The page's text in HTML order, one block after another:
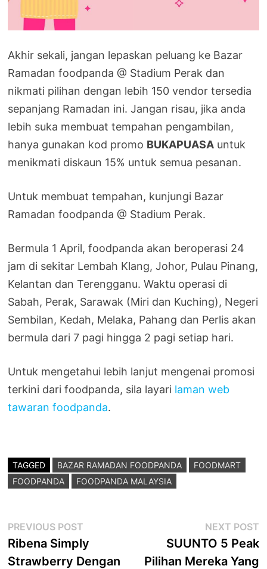
Akhir sekali, jangan lepaskan peluang ke Bazar
Ramadan foodpanda @ Stadium Perak dan
nikmati pilihan dengan lebih 150 vendor tersedia
sepanjang Ramadan ini. Jangan risau, jika anda
lebih suka membuat tempahan pengambilan,
hanya gunakan kod promo BUKAPUASA untuk
menikmati diskaun 15% untuk semua pesanan.
Untuk membuat tempahan, kunjungi Bazar
Ramadan foodpanda @ Stadium Perak.
Bermula 1 April, foodpanda akan beroperasi 24
jam di sekitar Lembah Klang, Johor, Pulau Pinang,
Kelantan dan Terengganu. Waktu operasi di
Sabah, Perak, Sarawak (Miri dan Kuching), Negeri
Sembilan, Kedah, Melaka, Pahang dan Perlis akan
bermula dari 7 pagi hingga 2 pagi setiap hari.
Untuk mengetahui lebih lanjut mengenai promosi
terkini dari foodpanda, sila layari laman web
tawaran foodpanda.
TAGGED BAZAR RAMADAN FOODPANDA
FOODMART
FOODPANDA
FOODPANDA MALAYSIA
Post
navigation
PREVIOUS POST
post:
Ribena Simply
Strawberry Dengan
NEXT POST
SUUNTO 5 Peak
Pilihan Mereka Yang